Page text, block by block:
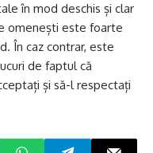
în mod deschis și clar
omenești este foarte
În caz contrar, este
de faptul că
și să-l respectați